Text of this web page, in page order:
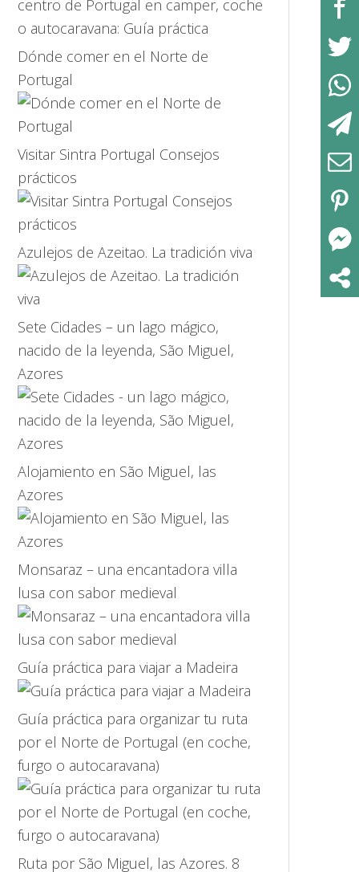
Dónde comer en el Norte de
Portugal
Visitar Sintra Portugal Consejos
prácticos
Azulejos de Azeitao. La tradición viva
Sete Cidades – un lago mágico,
nacido de la leyenda, São Miguel,
Azores
Alojamiento en São Miguel, las
Azores
Monsaraz – una encantadora villa
lusa con sabor medieval
Guía práctica para viajar a Madeira
Guía práctica para organizar tu ruta
por el Norte de Portugal (en coche,
furgo o autocaravana)
Ruta por São Miguel, las Azores. 8